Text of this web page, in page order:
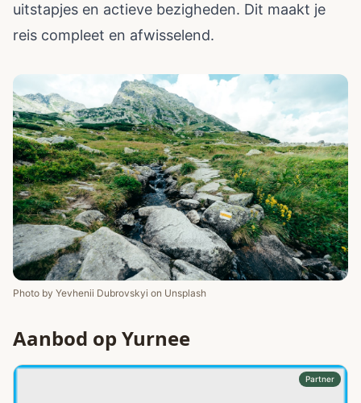
uitstapjes en actieve bezigheden. Dit maakt je
reis compleet en afwisselend.
Photo by Yevhenii Dubrovskyi on Unsplash
Aanbod op Yurnee
Partner